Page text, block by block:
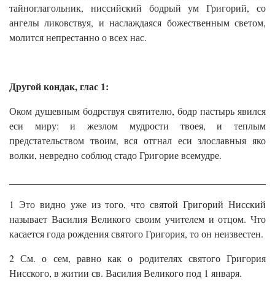
тайноглагольник, ниссийский бодрый ум Григорий, со
ангелы ликовствуя, и наслаждаяся божественным светом,
молится непрестанно о всех нас.
Другой кондак, глас 1:
Оком душевным бодрствуя святителю, бодр пастырь явился
еси миру: и жезлом мудрости твоея, и теплым
предстательством твоим, вся отгнал еси злославныя яко
волки, невредно соблюд стадо Григорие всемудре.
1 Это видно уже из того, что святой Григорий Нисский
называет Василия Великого своим учителем и отцом. Что
касается года рождения святого Григория, то он неизвестен.
2 См. о сем, равно как о родителях святого Григория
Нисского, в житии св. Василия Великого под 1 января.